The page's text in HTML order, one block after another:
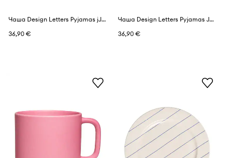
Чаша Design Letters Pyjamas jJumbo Cup 400 ml
36,90 €
Чаша Design Letters Pyjamas Jumbo Cup 400 ml
36,90 €